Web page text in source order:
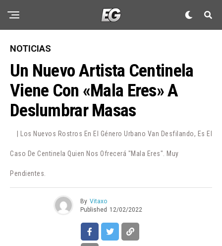
NOTICIAS
Un Nuevo Artista Centinela
Viene Con «Mala Eres» A
Deslumbrar Masas
| Los Nuevos Rostros En El Género Urbano Van Desfilando, Es El
Caso De Centinela Quien Nos Ofrecerá "Mala Eres". Muy
Pendientes.
By Vitaxo
Published 12/02/2022